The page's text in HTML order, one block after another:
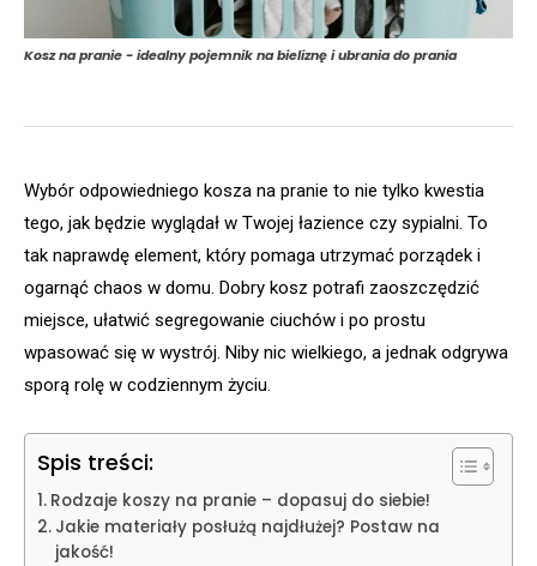
Kosz na pranie - idealny pojemnik na bieliznę i ubrania do prania
Wybór odpowiedniego kosza na pranie to nie tylko kwestia
tego, jak będzie wyglądał w Twojej łazience czy sypialni. To
tak naprawdę element, który pomaga utrzymać porządek i
ogarnąć chaos w domu. Dobry kosz potrafi zaoszczędzić
miejsce, ułatwić segregowanie ciuchów i po prostu
wpasować się w wystrój. Niby nic wielkiego, a jednak odgrywa
sporą rolę w codziennym życiu.
Spis treści:
Rodzaje koszy na pranie – dopasuj do siebie!
Jakie materiały posłużą najdłużej? Postaw na
jakość!